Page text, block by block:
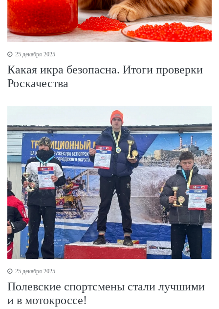
25 декабря 2025
Какая икра безопасна. Итоги проверки
Роскачества
25 декабря 2025
Полевские спортсмены стали лучшими
и в мотокроссе!